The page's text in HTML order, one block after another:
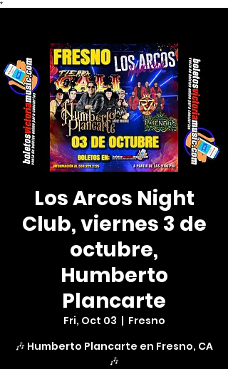
*
Los Arcos Night
Club, viernes 3 de
octubre,
Humberto
Plancarte
Fri, Oct 03
  |
Fresno
🎶 Humberto Plancarte en Fresno, CA
🎶